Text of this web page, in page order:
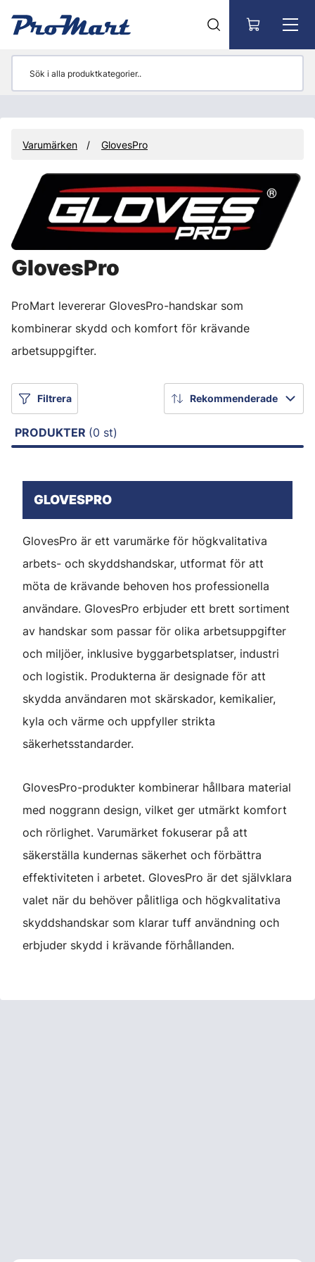
Varumärken GlovesPro
GlovesPro
ProMart levererar GlovesPro-handskar som
kombinerar skydd och komfort för krävande
arbetsuppgifter.
Filtrera Rekommenderade
PRODUKTER (0 st)
GLOVESPRO
GlovesPro är ett varumärke för högkvalitativa
arbets- och skyddshandskar, utformat för att
möta de krävande behoven hos professionella
användare. GlovesPro erbjuder ett brett sortiment
av handskar som passar för olika arbetsuppgifter
och miljöer, inklusive byggarbetsplatser, industri
och logistik. Produkterna är designade för att
skydda användaren mot skärskador, kemikalier,
kyla och värme och uppfyller strikta
säkerhetsstandarder.
GlovesPro-produkter kombinerar hållbara material
med noggrann design, vilket ger utmärkt komfort
och rörlighet. Varumärket fokuserar på att
säkerställa kundernas säkerhet och förbättra
effektiviteten i arbetet. GlovesPro är det självklara
valet när du behöver pålitliga och högkvalitativa
skyddshandskar som klarar tuff användning och
erbjuder skydd i krävande förhållanden.